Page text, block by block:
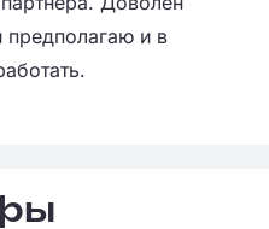
предполагаю и в